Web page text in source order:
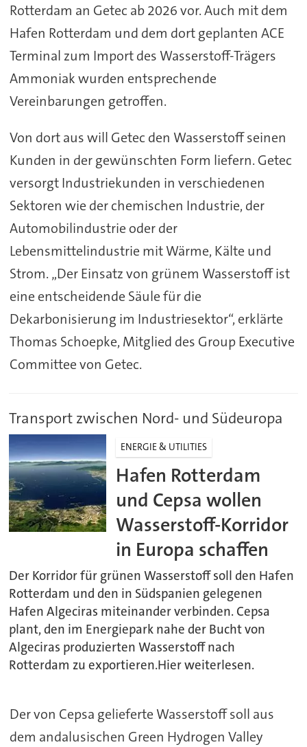
Rotterdam an Getec ab 2026 vor. Auch mit dem
Hafen Rotterdam und dem dort geplanten ACE
Terminal zum Import des Wasserstoff-Trägers
Ammoniak wurden entsprechende
Vereinbarungen getroffen.
Von dort aus will Getec den Wasserstoff seinen
Kunden in der gewünschten Form liefern. Getec
versorgt Industriekunden in verschiedenen
Sektoren wie der chemischen Industrie, der
Automobilindustrie oder der
Lebensmittelindustrie mit Wärme, Kälte und
Strom. „Der Einsatz von grünem Wasserstoff ist
eine entscheidende Säule für die
Dekarbonisierung im Industriesektor“, erklärte
Thomas Schoepke, Mitglied des Group Executive
Committee von Getec.
Transport zwischen Nord- und Südeuropa
ENERGIE & UTILITIES
Hafen Rotterdam
und Cepsa wollen
Wasserstoff-Korridor
in Europa schaffen
Der Korridor für grünen Wasserstoff soll den Hafen
Rotterdam und den in Südspanien gelegenen
Hafen Algeciras miteinander verbinden. Cepsa
plant, den im Energiepark nahe der Bucht von
Algeciras produzierten Wasserstoff nach
Rotterdam zu exportieren.Hier weiterlesen.
Der von Cepsa gelieferte Wasserstoff soll aus
dem andalusischen Green Hydrogen Valley